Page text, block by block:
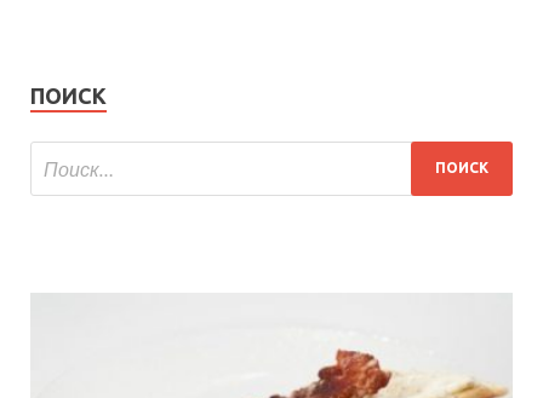
ПОИСК